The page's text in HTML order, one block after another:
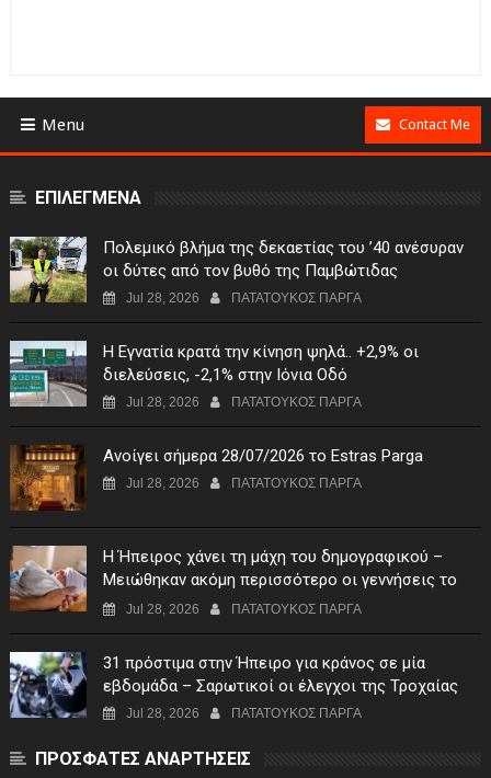
Menu Contact Me
ΕΠΙΛΕΓΜΕΝΑ
Πολεμικό βλήμα της δεκαετίας του ’40 ανέσυραν
οι δύτες από τον βυθό της Παμβώτιδας
Jul 28, 2026 ΠΑΤΑΤΟΥΚΟΣ ΠΑΡΓΑ
Η Εγνατία κρατά την κίνηση ψηλά.. +2,9% οι
διελεύσεις, -2,1% στην Ιόνια Οδό
Jul 28, 2026 ΠΑΤΑΤΟΥΚΟΣ ΠΑΡΓΑ
Ανοίγει σήμερα 28/07/2026 το Estras Parga
Jul 28, 2026 ΠΑΤΑΤΟΥΚΟΣ ΠΑΡΓΑ
Η Ήπειρος χάνει τη μάχη του δημογραφικού –
Μειώθηκαν ακόμη περισσότερο οι γεννήσεις το
πρώτο τρίμηνο του 2026
Jul 28, 2026 ΠΑΤΑΤΟΥΚΟΣ ΠΑΡΓΑ
31 πρόστιμα στην Ήπειρο για κράνος σε μία
εβδομάδα – Σαρωτικοί οι έλεγχοι της Τροχαίας
Jul 28, 2026 ΠΑΤΑΤΟΥΚΟΣ ΠΑΡΓΑ
ΠΡΟΣΦΑΤΕΣ ΑΝΑΡΤΗΣΕΙΣ